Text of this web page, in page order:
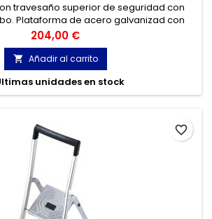
travesaño superior de seguridad con
Plataforma de acero galvanizad con
Unión larguero-peldaño robusta
high-tech. Tacos antideslizantes. Hasta
150kg de carga.
Precio
204,00 €
 Añadir al carrito
unidades en stock
favorite_border